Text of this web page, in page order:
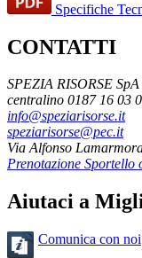
Specifiche
CONTATTI
SPEZIA RISORSE SpA
centralino 0187 16 03
info@speziarisorse.it
speziarisorse@pec.it
Via Alfonso
Prenotazione Sportello
Aiutaci a
Comunica con noi